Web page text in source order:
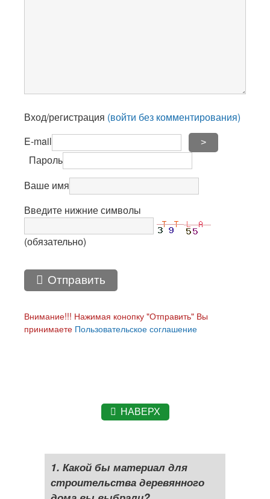
Вход/регистрация (войти без комментирования)
E-mail
>
Пароль
Ваше имя
Введите нижние символы
(обязательно)
Отправить
Внимание!!! Нажимая конопку "Отправить" Вы
принимаете Пользовательское соглашение
НАВЕРХ
1. Какой бы материал для
строительства деревянного